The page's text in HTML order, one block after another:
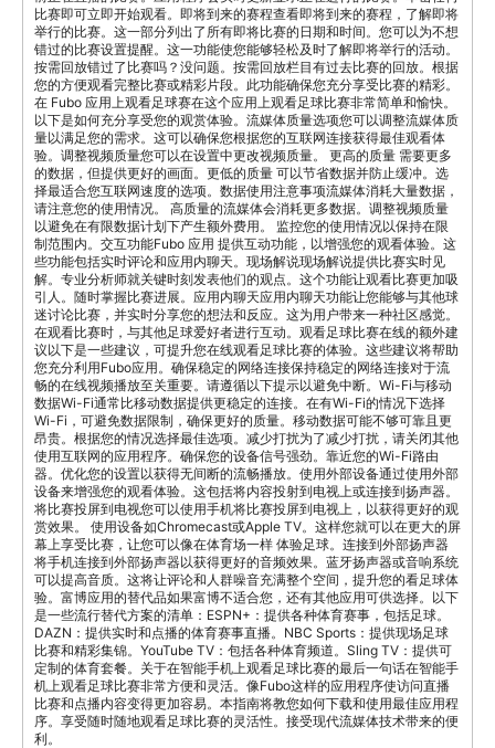
比赛即可立即开始观看。即将到来的赛程查看即将到来的赛程，了解即将
举行的比赛。这一部分列出了所有即将比赛的日期和时间。您可以为不想
错过的比赛设置提醒。这一功能使您能够轻松及时了解即将举行的活动。
按需回放错过了比赛吗？没问题。按需回放栏目有过去比赛的回放。根据
您的方便观看完整比赛或精彩片段。此功能确保您充分享受比赛的精彩。
在 Fubo 应用上观看足球赛在这个应用上观看足球比赛非常简单和愉快。
以下是如何充分享受您的观赏体验。流媒体质量选项您可以调整流媒体质
量以满足您的需求。这可以确保您根据您的互联网连接获得最佳观看体
验。调整视频质量您可以在设置中更改视频质量。 更高的质量 需要更多
的数据，但提供更好的画面。更低的质量 可以节省数据并防止缓冲。选
择最适合您互联网速度的选项。数据使用注意事项流媒体消耗大量数据，
请注意您的使用情况。 高质量的流媒体会消耗更多数据。调整视频质量
以避免在有限数据计划下产生额外费用。 监控您的使用情况以保持在限
制范围内。交互功能Fubo 应用 提供互动功能，以增强您的观看体验。这
些功能包括实时评论和应用内聊天。现场解说现场解说提供比赛实时见
解。专业分析师就关键时刻发表他们的观点。这个功能让观看比赛更加吸
引人。随时掌握比赛进展。应用内聊天应用内聊天功能让您能够与其他球
迷讨论比赛，并实时分享您的想法和反应。这为用户带来一种社区感觉。
在观看比赛时，与其他足球爱好者进行互动。观看足球比赛在线的额外建
议以下是一些建议，可提升您在线观看足球比赛的体验。这些建议将帮助
您充分利用Fubo应用。确保稳定的网络连接保持稳定的网络连接对于流
畅的在线视频播放至关重要。请遵循以下提示以避免中断。Wi-Fi与移动
数据Wi-Fi通常比移动数据提供更稳定的连接。在有Wi-Fi的情况下选择
Wi-Fi，可避免数据限制，确保更好的质量。移动数据可能不够可靠且更
昂贵。根据您的情况选择最佳选项。减少打扰为了减少打扰，请关闭其他
使用互联网的应用程序。确保您的设备信号强劲。靠近您的Wi-Fi路由
器。优化您的设置以获得无间断的流畅播放。使用外部设备通过使用外部
设备来增强您的观看体验。这包括将内容投射到电视上或连接到扬声器。
将比赛投屏到电视您可以使用手机将比赛投屏到电视上，以获得更好的观
赏效果。 使用设备如Chromecast或Apple TV。这样您就可以在更大的屏
幕上享受比赛，让您可以像在体育场一样 体验足球。连接到外部扬声器
将手机连接到外部扬声器以获得更好的音频效果。蓝牙扬声器或音响系统
可以提高音质。这将让评论和人群噪音充满整个空间，提升您的看足球体
验。富博应用的替代品如果富博不适合您，还有其他应用可供选择。以下
是一些流行替代方案的清单：ESPN+：提供各种体育赛事，包括足球。
DAZN：提供实时和点播的体育赛事直播。NBC Sports：提供现场足球
比赛和精彩集锦。YouTube TV：包括各种体育频道。Sling TV：提供可
定制的体育套餐。关于在智能手机上观看足球比赛的最后一句话在智能手
机上观看足球比赛非常方便和灵活。像Fubo这样的应用程序使访问直播
比赛和点播内容变得更加容易。本指南将教您如何下载和使用最佳应用程
序。享受随时随地观看足球比赛的灵活性。接受现代流媒体技术带来的便
利。